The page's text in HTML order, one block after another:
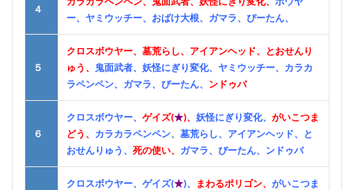
４
ー、 ヤミウッチー、おばけ大根、 ガマラ、ぴーたん、
５
クロスボウヤー、墓荒らし、アイアンヘッド、とおせんり
ゅう、 鬼面武者、妖怪にぎり変化、ヤミウッチー、カラカ
ラペンペン、 ガマラ、ぴーたん、 ンドゥバ
６
クロスボウヤー、 ゲイズ(★)、 妖怪にぎり変化、 がいこつま
どう、 カラカラペンペン、墓荒らし、アイアンヘッド、と
おせんりゅう、 死の使い、 ガマラ、ぴーたん、ンドゥバ
クロスボウヤー、ゲイズ(★)、 まわるポリゴン、 がいこつま